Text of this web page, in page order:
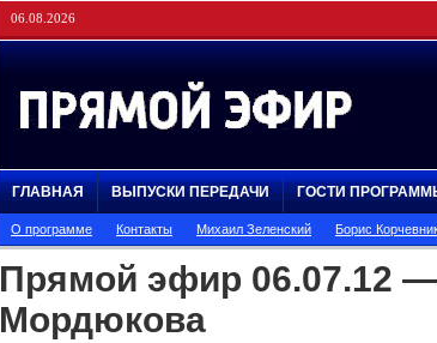
06.08.2026
ГЛАВНАЯ ВЫПУСКИ ПЕРЕДАЧИ ГОСТИ
О программе Контакты Михаил Зеленский Борис
Прямой эфир 06.07.12
Мордюкова